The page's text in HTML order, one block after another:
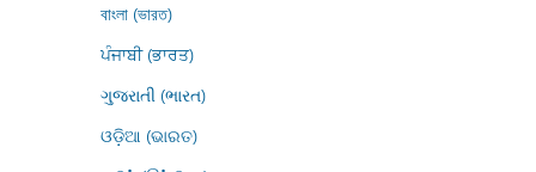
বাংলা (ভারত)
ਪੰਜਾਬੀ (ਭਾਰਤ)
ગુજરાતી (ભારત)
ଓଡ଼ିଆ (ଭାରତ)